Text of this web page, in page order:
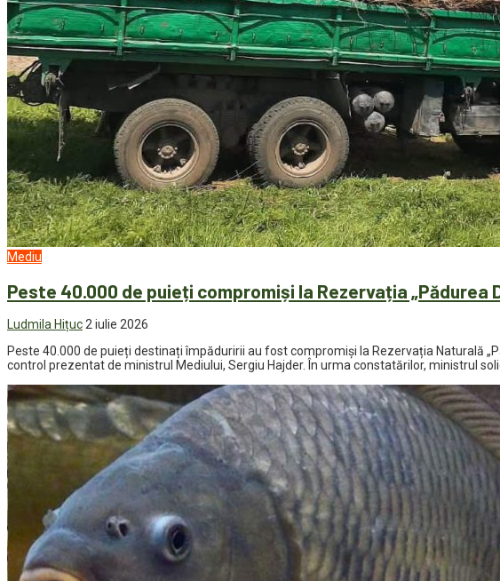
Mediu
Peste 40.000 de puieți compromiși la Rezervația „Pădurea
Ludmila Hițuc2 iulie 2026
Peste 40.000 de puieți destinați împăduririi au fost compromiși la Rezervația Naturală
control prezentat de ministrul Mediului, Sergiu Hajder. În urma constatărilor, ministrul